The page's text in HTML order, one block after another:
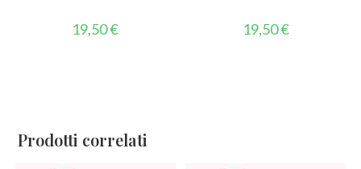
19,50€ 19,50€
Prodotti correlati